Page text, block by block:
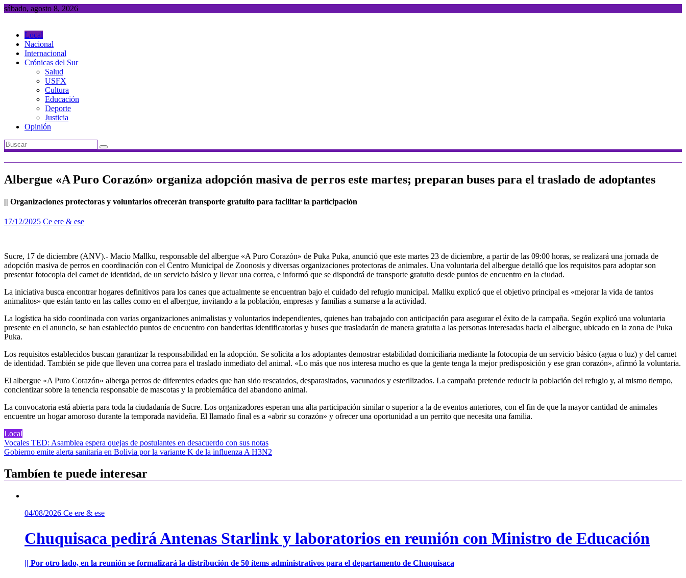
Saltar
sábado, agosto 8, 2026
Local
Nacional
Internacional
Crónicas del Sur
Salud
USFX
Cultura
Educación
Deporte
Justicia
Opinión
Albergue «A Puro Corazón» organiza adopción masiva de perros este martes; preparan buses para el traslado de adoptantes
|| Organizaciones protectoras y voluntarios ofrecerán transporte gratuito para facilitar la participación
17/12/2025 Ce ere & ese
Sucre, 17 de diciembre (ANV).- Macio Mallku, responsable del albergue «A Puro Corazón» de Puka Puka, anunció que este martes 23 de diciembre, a partir de las 09:00 horas, se realizará una jornada de
adopción masiva de perros en coordinación con el Centro Municipal de Zoonosis y diversas organizaciones protectoras de animales. Una voluntaria del albergue detalló que los requisitos para adoptar son
presentar fotocopia del carnet de identidad, de un servicio básico y llevar una correa, e informó que se dispondrá de transporte gratuito desde puntos de encuentro en la ciudad.
La iniciativa busca encontrar hogares definitivos para los canes que actualmente se encuentran bajo el cuidado del refugio municipal. Mallku explicó que el objetivo principal es «mejorar la vida de tantos
animalitos» que están tanto en las calles como en el albergue, invitando a la población, empresas y familias a sumarse a la actividad.
La logística ha sido coordinada con varias organizaciones animalistas y voluntarios independientes, quienes han trabajado con anticipación para asegurar el éxito de la campaña. Según explicó una voluntaria
presente en el anuncio, se han establecido puntos de encuentro con banderitas identificatorias y buses que trasladarán de manera gratuita a las personas interesadas hacia el albergue, ubicado en la zona de Puka
Puka.
Los requisitos establecidos buscan garantizar la responsabilidad en la adopción. Se solicita a los adoptantes demostrar estabilidad domiciliaria mediante la fotocopia de un servicio básico (agua o luz) y del carnet
de identidad. También se pide que lleven una correa para el traslado inmediato del animal. «Lo más que nos interesa mucho es que la gente tenga la mejor predisposición y ese gran corazón», afirmó la voluntaria.
El albergue «A Puro Corazón» alberga perros de diferentes edades que han sido rescatados, desparasitados, vacunados y esterilizados. La campaña pretende reducir la población del refugio y, al mismo tiempo,
concientizar sobre la tenencia responsable de mascotas y la problemática del abandono animal.
La convocatoria está abierta para toda la ciudadanía de Sucre. Los organizadores esperan una alta participación similar o superior a la de eventos anteriores, con el fin de que la mayor cantidad de animales
encuentre un hogar amoroso durante la temporada navideña. El llamado final es a «abrir su corazón» y ofrecer una oportunidad a un perrito que necesita una familia.
Local
Navegación
de
entradas
Vocales TED: Asamblea espera quejas de postulantes en desacuerdo con sus notas
Gobierno emite alerta sanitaria en Bolivia por la variante K de la influenza A H3N2
Tambíen te puede interesar
04/08/2026 Ce ere & ese
Chuquisaca pedirá Antenas Starlink y laboratorios en reunión con Ministro de Educación
|| Por otro lado, en la reunión se formalizará la distribución de 50 ítems administrativos para el departamento de Chuquisaca